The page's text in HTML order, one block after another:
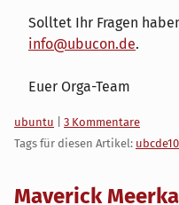
Solltet Ihr Fragen
info@ubucon.de.
Euer Orga-Team
Kategorien:
ubuntu
3 Kommentare
Tags für diesen Artikel: ubcde10
Maverick